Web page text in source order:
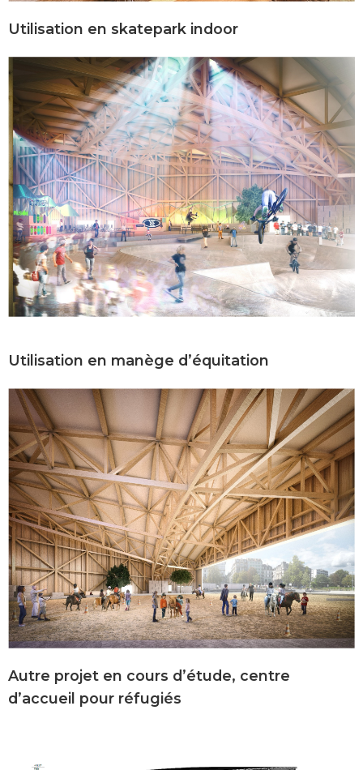
Utilisation en skatepark indoor
Utilisation en manège d’équitation
Autre projet en cours d’étude, centre
d’accueil pour réfugiés